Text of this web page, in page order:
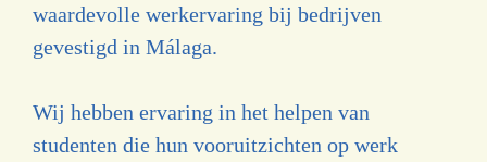
waardevolle werkervaring bij bedrijven
gevestigd in Málaga.
Wij hebben ervaring in het helpen van
studenten die hun vooruitzichten op werk